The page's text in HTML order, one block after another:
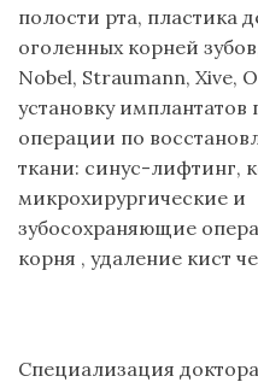
полости рта, пластика
оголенных корней
Nobel, Straumann, Xive,
установку имплантатов
операции по
ткани: синус-лифтинг,
микрохирургические и
зубосохраняющие
корня , удаление кист
Специализация